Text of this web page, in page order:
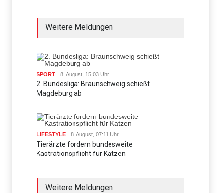
Weitere Meldungen
SPORT 8. August, 15:03 Uhr
2. Bundesliga: Braunschweig schießt
Magdeburg ab
LIFESTYLE 8. August, 07:11 Uhr
Tierärzte fordern bundesweite
Kastrationspflicht für Katzen
Weitere Meldungen